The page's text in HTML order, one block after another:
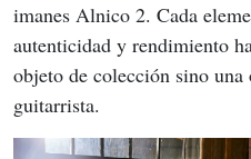
imanes Alnico 2. Cada
autenticidad y rendimiento
objeto de colección sino una
guitarrista.